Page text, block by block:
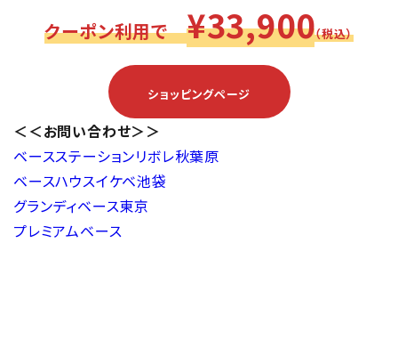
クーポン利用で¥33,900（税込）
ショッピングページ
＜＜お問い合わせ＞＞
ベースステーションリボレ秋葉原
ベースハウスイケベ池袋
グランディベース東京
プレミアムベース